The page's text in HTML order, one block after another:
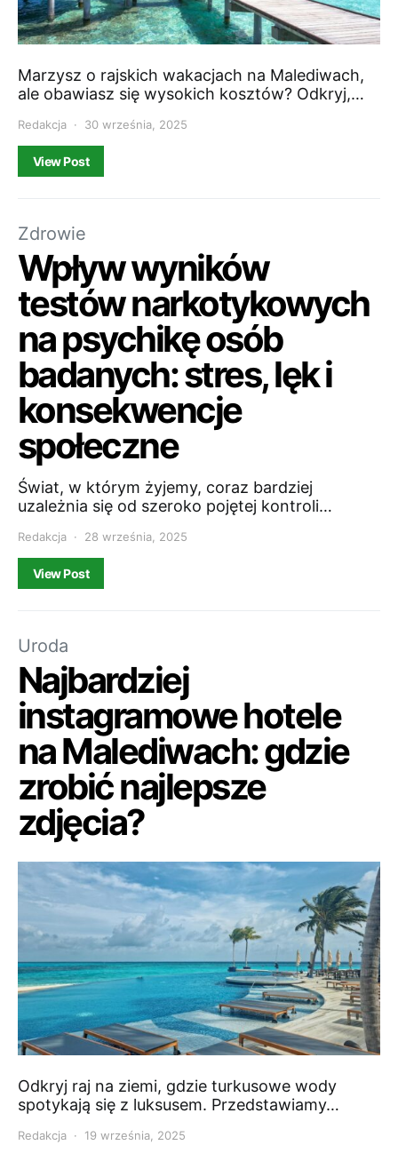
Marzysz o rajskich wakacjach na Malediwach,
ale obawiasz się wysokich kosztów? Odkryj,…
Redakcja 30 września, 2025
View Post
Zdrowie
Wpływ wyników
testów narkotykowych
na psychikę osób
badanych: stres, lęk i
konsekwencje
społeczne
Świat, w którym żyjemy, coraz bardziej
uzależnia się od szeroko pojętej kontroli…
Redakcja 28 września, 2025
View Post
Uroda
Najbardziej
instagramowe hotele
na Malediwach: gdzie
zrobić najlepsze
zdjęcia?
Odkryj raj na ziemi, gdzie turkusowe wody
spotykają się z luksusem. Przedstawiamy…
Redakcja 19 września, 2025